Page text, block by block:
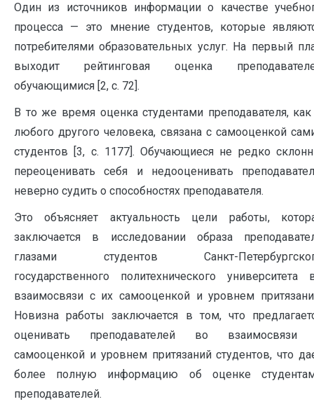
Один из источников информации о качестве
процесса — это мнение студентов, которые
потребителями образовательных услуг. На первый
выходит рейтинговая оценка
обучающимися [2, с. 72].
В то же время оценка студентами преподавателя,
любого другого человека, связана с самооценкой
студентов [3, с. 1177]. Обучающиеся не редко
переоценивать себя и недооценивать
неверно судить о способностях преподавателя.
Это объясняет актуальность цели работы,
заключается в исследовании образа
глазами студентов Санкт-
государственного политехнического университета
взаимосвязи с их самооценкой и уровнем
Новизна работы заключается в том, что
оценивать преподавателей во взаимосвязи
самооценкой и уровнем притязаний студентов, что
более полную информацию об оценке
преподавателей.